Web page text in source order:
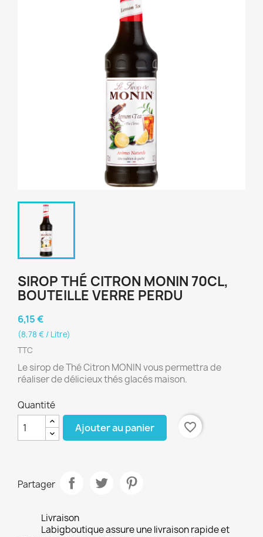
SIROP THÉ CITRON MONIN 70CL,
BOUTEILLE VERRE PERDU
6,15 €
(8,78 € / Litre)
TTC
Le sirop de Thé Citron MONIN vous permettra de
réaliser de délicieux thés glacés maison.
Quantité
Ajouter au panier favorite_border
Partager
Livraison
Labigboutique assure une livraison rapide et